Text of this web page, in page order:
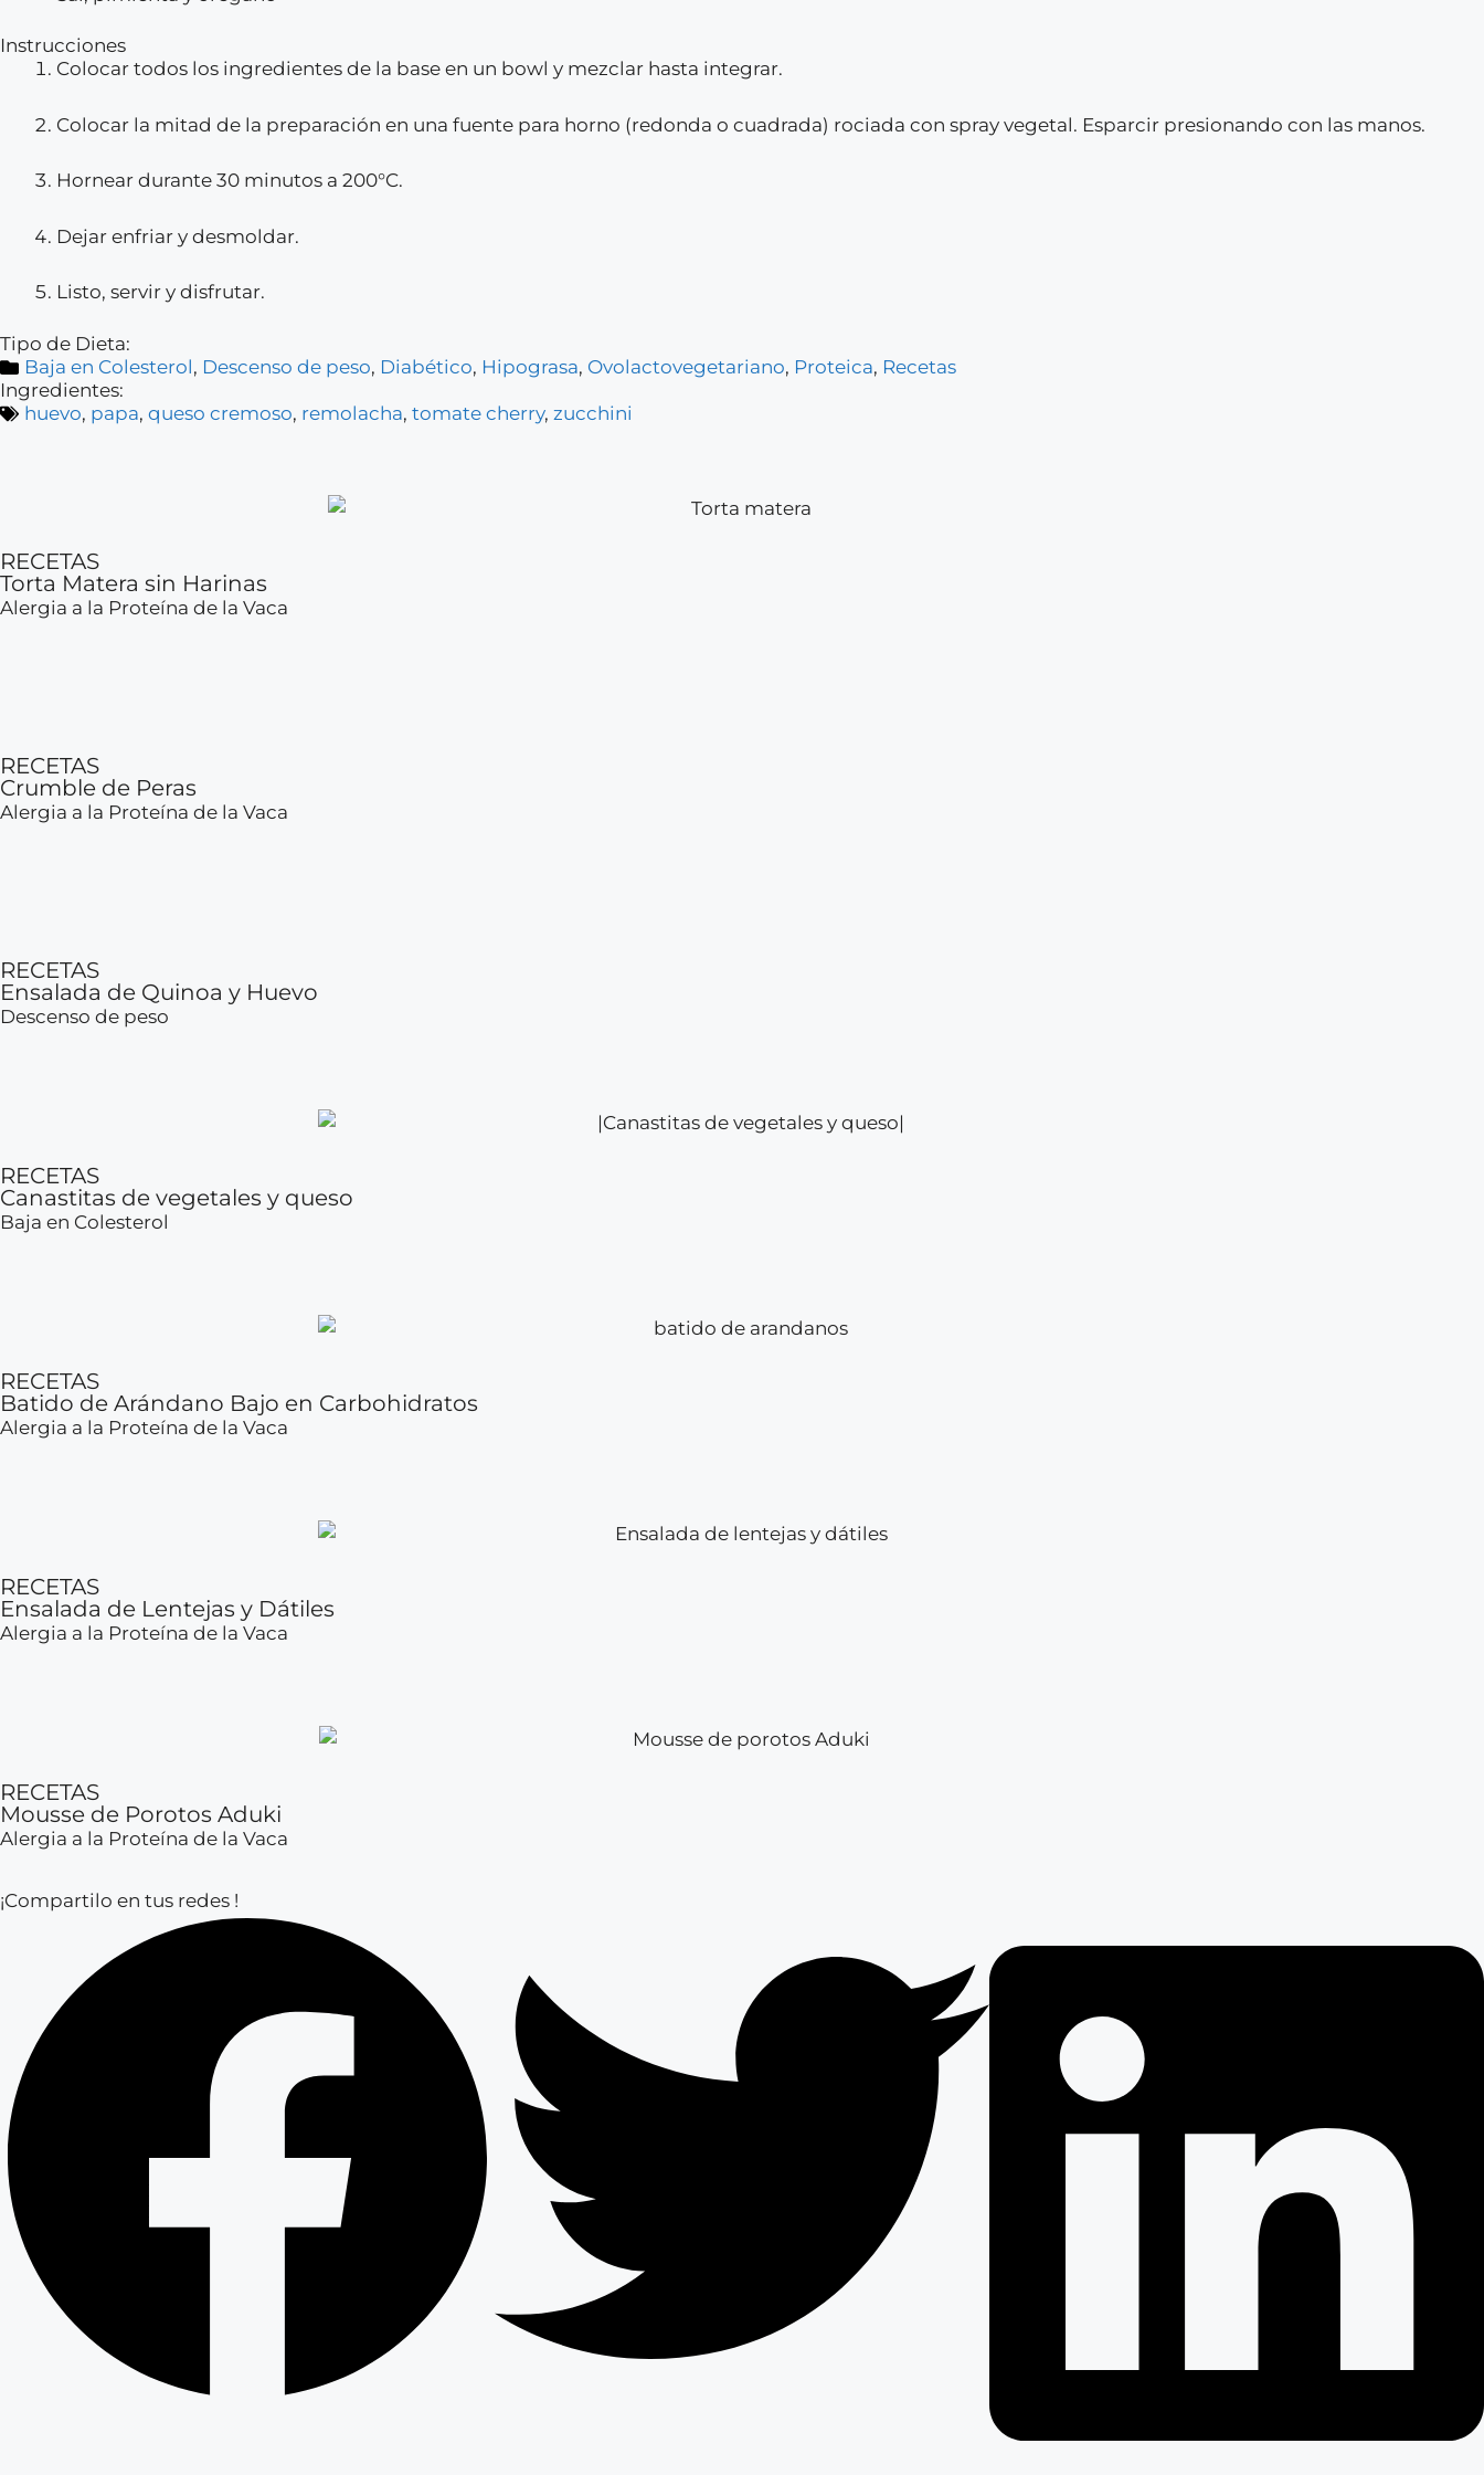
Instrucciones
Colocar todos los ingredientes de la base en un bowl y mezclar hasta integrar.
Colocar la mitad de la preparación en una fuente para horno (redonda o cuadrada) rociada con spray vegetal. Esparcir presionando con las manos.
Hornear durante 30 minutos a 200°C.
Dejar enfriar y desmoldar.
Listo, servir y disfrutar.
Tipo de Dieta:
Baja en Colesterol, Descenso de peso, Diabético, Hipograsa, Ovolactovegetariano, Proteica, Recetas
Ingredientes:
huevo, papa, queso cremoso, remolacha, tomate cherry, zucchini
RECETAS
Torta Matera sin Harinas
Alergia a la Proteína de la Vaca
RECETAS
Crumble de Peras
Alergia a la Proteína de la Vaca
RECETAS
Ensalada de Quinoa y Huevo
Descenso de peso
RECETAS
Canastitas de vegetales y queso
Baja en Colesterol
RECETAS
Batido de Arándano Bajo en Carbohidratos
Alergia a la Proteína de la Vaca
RECETAS
Ensalada de Lentejas y Dátiles
Alergia a la Proteína de la Vaca
RECETAS
Mousse de Porotos Aduki
Alergia a la Proteína de la Vaca
¡Compartilo en tus redes !